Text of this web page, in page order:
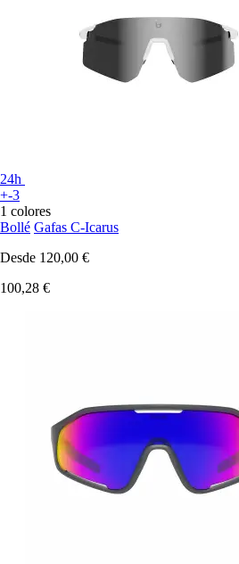
24h
+-3
1 colores
Bollé Gafas C-Icarus
Desde 120,00 €
100,28 €